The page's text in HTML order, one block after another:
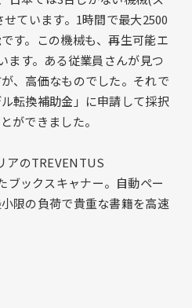
ています。1時間で最大2500
す。この機械も、再生可能エ
ます。ある従業員さんが見つ
、高価なものでした。それで
転換補助金」に申請して採択
ができました。
のTREVENTUS
ックスキャナー。自動ペー
限の負荷で貴重な書籍を高速